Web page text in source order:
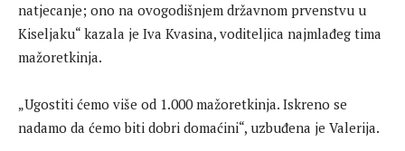
natjecanje; ono na ovogodišnjem državnom prvenstvu u
Kiseljaku“ kazala je Iva Kvasina, voditeljica najmlađeg tima
mažoretkinja.
„Ugostiti ćemo više od 1.000 mažoretkinja. Iskreno se
nadamo da ćemo biti dobri domaćini“, uzbuđena je Valerija.